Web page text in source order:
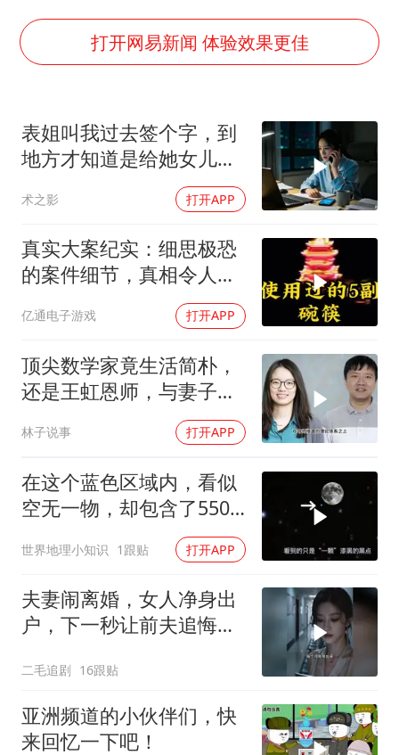
男子杀人后逃进深山21年活得像野人
粉笔教育发布“自曝式”公开信
如何把百年大党建设得更加坚强有力？
打开网易新闻 体验效果更佳
表姐叫我过去签个字，到
地方才知道是给她女儿婚
术之影 打开APP
真实大案纪实：细思极恐
的案件细节，真相令人脊
亿通电子游戏 打开APP
顶尖数学家竟生活简朴，
还是王虹恩师，与妻子合
林子说事 打开APP
在这个蓝色区域内，看似
空无一物，却包含了5500
世界地理小知识 1跟贴 打开APP
夫妻闹离婚，女人净身出
户，下一秒让前夫追悔莫
二毛追剧 16跟贴
亚洲频道的小伙伴们，快
来回忆一下吧！